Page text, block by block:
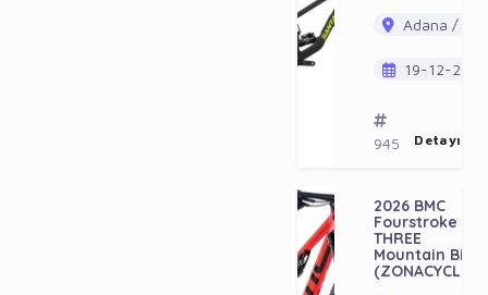
Adana /
19-12-2025
945 Detayı
2026 BMC
Fourstroke 01
THREE
Mountain Bike
(ZONACYCLES)